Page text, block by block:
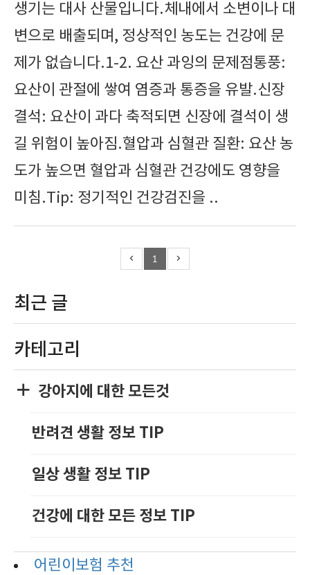
생기는 대사 산물입니다.체내에서 소변이나 대
변으로 배출되며, 정상적인 농도는 건강에 문
제가 없습니다.1-2. 요산 과잉의 문제점통풍:
요산이 관절에 쌓여 염증과 통증을 유발.신장
결석: 요산이 과다 축적되면 신장에 결석이 생
길 위험이 높아짐.혈압과 심혈관 질환: 요산 농
도가 높으면 혈압과 심혈관 건강에도 영향을
미침.Tip: 정기적인 건강검진을 ..
1
최근 글
카테고리
강아지에 대한 모든것
반려견 생활 정보 TIP
일상 생활 정보 TIP
건강에 대한 모든 정보 TIP
어린이보험 추천